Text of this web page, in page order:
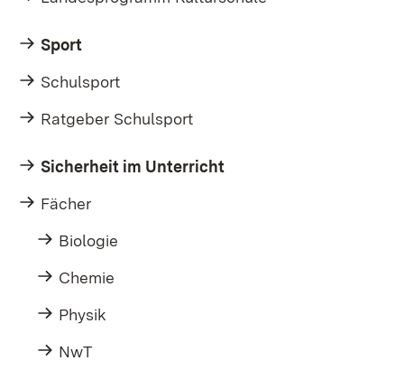
Sport
Schulsport
Ratgeber Schulsport
Sicherheit im Unterricht
Fächer
Biologie
Chemie
Physik
NwT